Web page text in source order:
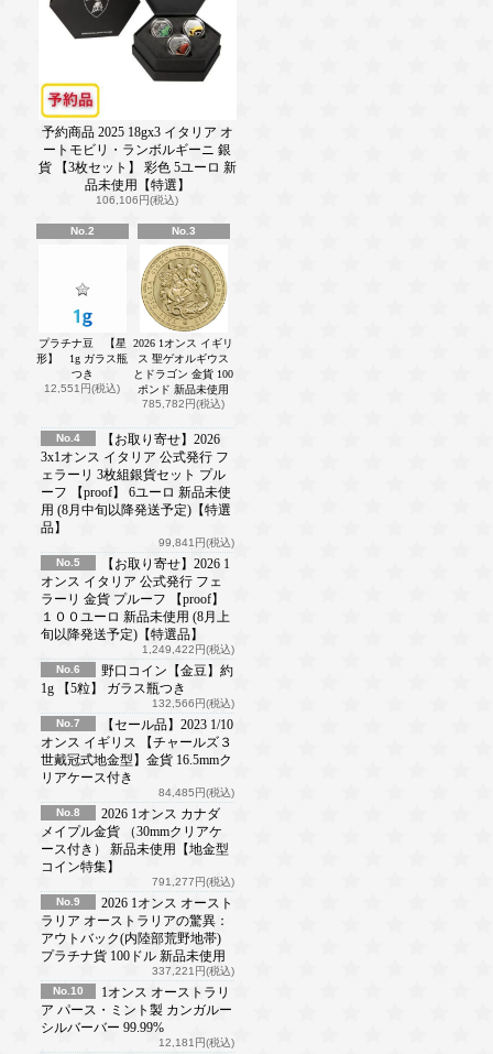
予約商品 2025 18gx3 イタリア オ
ートモビリ・ランボルギーニ 銀
貨 【3枚セット】 彩色 5ユーロ 新
品未使用【特選】
106,106円(税込)
No.2
プラチナ豆 【星
形】 1g ガラス瓶
つき
12,551円(税込)
No.3
2026 1オンス イギリ
ス 聖ゲオルギウス
とドラゴン 金貨 100
ポンド 新品未使用
785,782円(税込)
No.4
【お取り寄せ】2026
3x1オンス イタリア 公式発行 フ
ェラーリ 3枚組銀貨セット プル
ーフ 【proof】 6ユーロ 新品未使
用 (8月中旬以降発送予定)【特選
品】
99,841円(税込)
No.5
【お取り寄せ】2026 1
オンス イタリア 公式発行 フェ
ラーリ 金貨 プルーフ 【proof】
１００ユーロ 新品未使用 (8月上
旬以降発送予定)【特選品】
1,249,422円(税込)
No.6
野口コイン【金豆】約
1g 【5粒】 ガラス瓶つき
132,566円(税込)
No.7
【セール品】2023 1/10
オンス イギリス 【チャールズ３
世戴冠式地金型】金貨 16.5mmク
リアケース付き
84,485円(税込)
No.8
2026 1オンス カナダ
メイプル金貨 （30mmクリアケ
ース付き） 新品未使用【地金型
コイン特集】
791,277円(税込)
No.9
2026 1オンス オースト
ラリア オーストラリアの驚異：
アウトバック(内陸部荒野地帯)
プラチナ貨 100ドル 新品未使用
337,221円(税込)
No.10
1オンス オーストラリ
ア パース・ミント製 カンガルー
シルバーバー 99.99%
12,181円(税込)